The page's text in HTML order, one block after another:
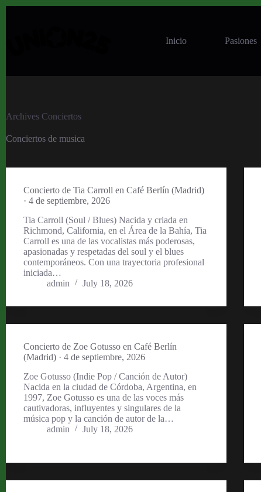
Inicio
Pasiones
Archives Conciertos
Conciertos de musica
Concierto de Tia Carroll en Café Berlín (Madrid)
· 4 de septiembre, 2026
Tia Carroll (Soul / Blues) Nacida y criada en
Richmond, California, en el Área de la Bahía, Tia
Carroll es una de las vocalistas más poderosas,
apasionadas y respetadas del soul y el blues
contemporáneos. Con una trayectoria profesional
iniciada…
admin
July 18, 2026
Concierto de Zoe Gotusso en Café Berlín
(Madrid) · 4 de septiembre, 2026
Zoe Gotusso (Indie Pop / Canción de Autor)
Nacida en la ciudad de Córdoba, Argentina, en
1997, Zoe Gotusso es una de las voces más
cautivadoras, influyentes y singulares de la
música pop y la canción de autor de la…
admin
July 18, 2026